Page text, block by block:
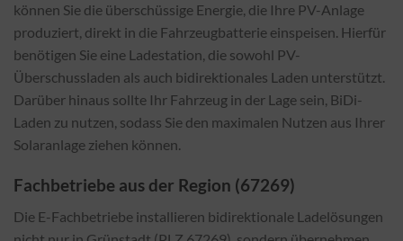
können Sie die überschüssige Energie, die Ihre PV-Anlage
produziert, direkt in die Fahrzeugbatterie einspeisen. Hierfür
benötigen Sie eine Ladestation, die sowohl PV-
Überschussladen als auch bidirektionales Laden unterstützt.
Darüber hinaus sollte Ihr Fahrzeug in der Lage sein, BiDi-
Laden zu nutzen, sodass Sie den maximalen Nutzen aus Ihrer
Solaranlage ziehen können.
Fachbetriebe aus der Region (67269)
Die E-Fachbetriebe installieren bidirektionale Ladelösungen